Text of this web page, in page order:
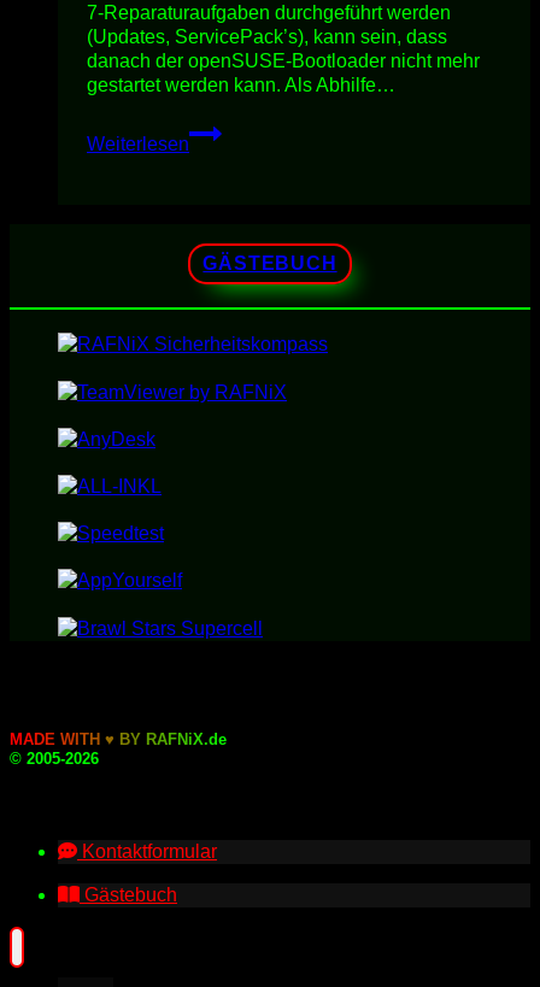
7-Reparaturaufgaben durchgeführt werden
(Updates, ServicePack’s), kann sein, dass
danach der openSUSE-Bootloader nicht mehr
gestartet werden kann. Als Abhilfe…
Weiterlesen
LiNUX
openSUSE-
GÄSTEBUCH
MADE W TH ♥ BY RAFN iX.de
© 2005-2026
Kontaktformular
Gästebuch